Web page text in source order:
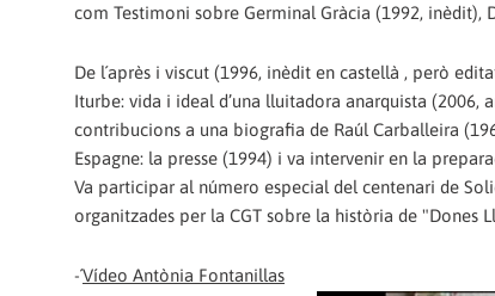
com Testimoni sobre Germinal Gràcia (1992, inèdit),
De l´après i viscut (1996, inèdit en castellà , però
Iturbe: vida i ideal d’una lluitadora anarquista
contribucions a una biografia de Raúl Carballeira
Espagne: la presse (1994) i va intervenir en la
Va participar al número especial del centenari de
organitzades per la CGT sobre la història de "Dones
-´Vídeo Antònia Fontanillas